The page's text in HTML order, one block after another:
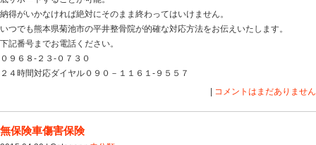
す。
その際、骨と骨の間が少し狭くなっていることやヘルニ
あります。
ここで問題になってくるのが交通事故の衝撃で発生した
なぜなら事故発生前の画像がないから。
もし普段から肩こり・腰痛などで病院に行って、画像を